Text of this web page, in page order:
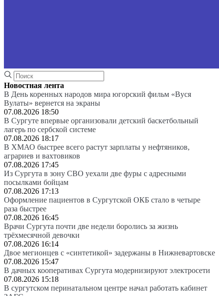
Новостная лента
В День коренных народов мира югорский фильм «Вуся
Вулаты» вернется на экраны
07.08.2026 18:50
В Сургуте впервые организовали детский баскетбольный
лагерь по сербской системе
07.08.2026 18:17
В ХМАО быстрее всего растут зарплаты у нефтяников,
аграриев и вахтовиков
07.08.2026 17:45
Из Сургута в зону СВО уехали две фуры с адресными
посылками бойцам
07.08.2026 17:13
Оформление пациентов в Сургутской ОКБ стало в четыре
раза быстрее
07.08.2026 16:45
Врачи Сургута почти две недели боролись за жизнь
трёхмесячной девочки
07.08.2026 16:14
Двое мегионцев с «синтетикой» задержаны в Нижневартовске
07.08.2026 15:47
В дачных кооперативах Сургута модернизируют электросети
07.08.2026 15:18
В сургутском перинатальном центре начал работать кабинет